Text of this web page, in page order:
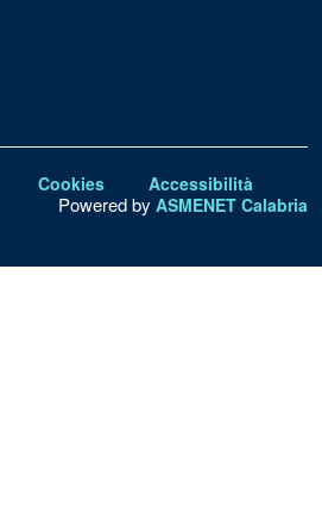
Cookies Accessibilità
Powered by ASMENET Calabria